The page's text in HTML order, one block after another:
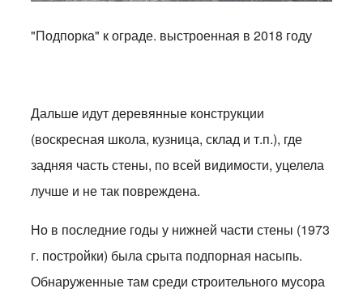
"Подпорка" к ограде. выстроенная в 2018 году
Дальше идут деревянные конструкции
(воскресная школа, кузница, склад и т.п.), где
задняя часть стены, по всей видимости, уцелела
лучше и не так повреждена.
Но в последние годы у нижней части стены (1973
г. постройки) была срыта подпорная насыпь.
Обнаруженные там среди строительного мусора